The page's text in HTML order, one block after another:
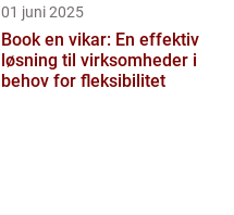
01 juni 2025
Book en vikar: En effektiv
løsning til virksomheder i
behov for fleksibilitet